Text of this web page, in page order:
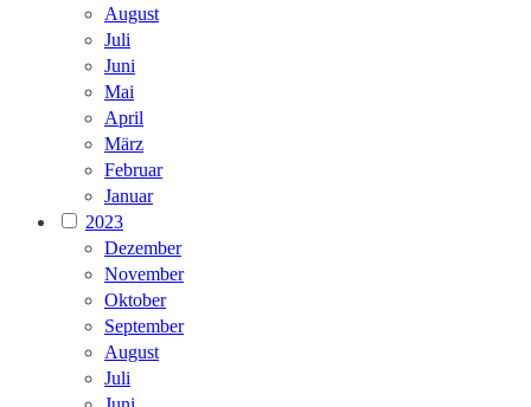
August
Juli
Juni
Mai
April
März
Februar
Januar
2023
Dezember
November
Oktober
September
August
Juli